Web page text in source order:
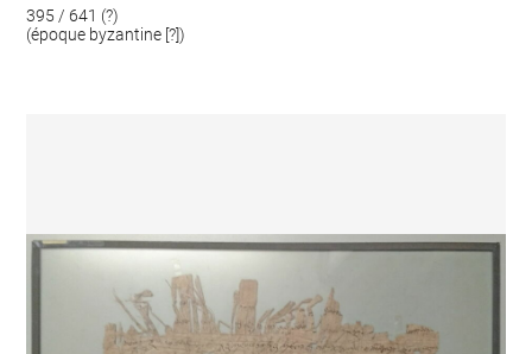
395 / 641 (?)
(époque byzantine [?])